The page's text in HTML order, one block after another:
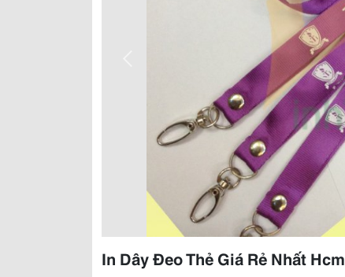
In Dây Đeo Thẻ Giá Rẻ Nhất Hcm